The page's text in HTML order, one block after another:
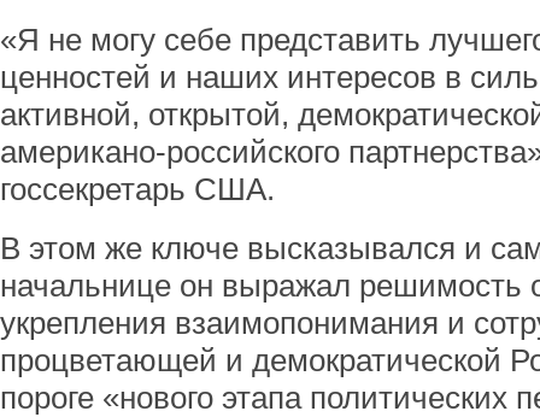
«Я не могу себе представить
ценностей и наших интересов в
активной, открытой,
американо-российского
госсекретарь США.
В этом же ключе высказывался и
начальнице он выражал решимость
укрепления взаимопонимания и
процветающей и демократической
пороге «нового этапа политических